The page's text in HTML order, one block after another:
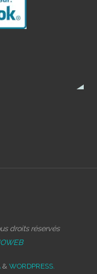
droits réservés
& WORDPRESS.